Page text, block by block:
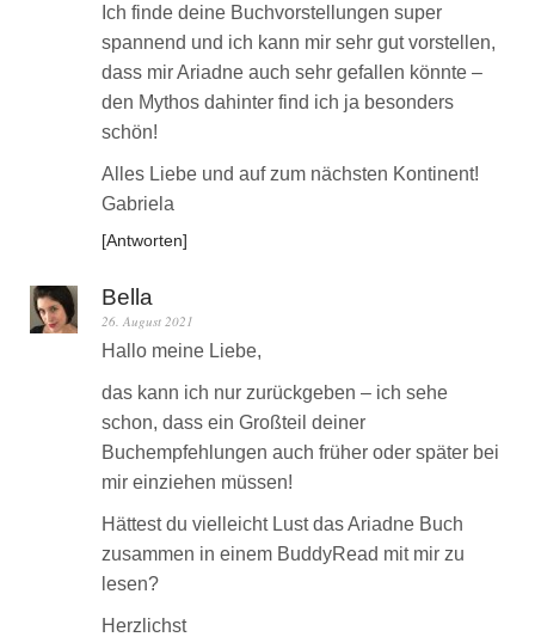
Ich finde deine Buchvorstellungen super
spannend und ich kann mir sehr gut vorstellen,
dass mir Ariadne auch sehr gefallen könnte –
den Mythos dahinter find ich ja besonders
schön!
Alles Liebe und auf zum nächsten Kontinent!
Gabriela
Antworten
Bella
26. August 2021
Hallo meine Liebe,
das kann ich nur zurückgeben – ich sehe
schon, dass ein Großteil deiner
Buchempfehlungen auch früher oder später bei
mir einziehen müssen!
Hättest du vielleicht Lust das Ariadne Buch
zusammen in einem BuddyRead mit mir zu
lesen?
Herzlichst